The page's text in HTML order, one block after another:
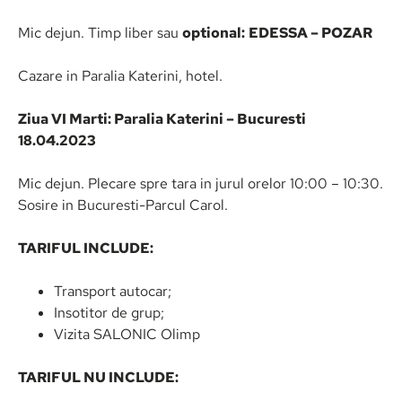
Mic dejun. Timp liber sau optional: EDESSA – POZAR
Cazare in Paralia Katerini, hotel.
Ziua VI Marti: Paralia Katerini – Bucuresti
18.04.2023
Mic dejun. Plecare spre tara in jurul orelor 10:00 – 10:30.
Sosire in Bucuresti-Parcul Carol.
TARIFUL INCLUDE:
Transport autocar;
Insotitor de grup;
Vizita SALONIC Olimp
TARIFUL NU INCLUDE: